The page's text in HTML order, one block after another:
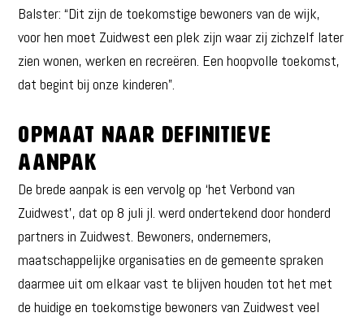
Balster: “Dit zijn de toekomstige bewoners van de wijk,
voor hen moet Zuidwest een plek zijn waar zij zichzelf later
zien wonen, werken en recreëren. Een hoopvolle toekomst,
dat begint bij onze kinderen”.
Opmaat naar definitieve
aanpak
De brede aanpak is een vervolg op ‘het Verbond van
Zuidwest’, dat op 8 juli jl. werd ondertekend door honderd
partners in Zuidwest. Bewoners, ondernemers,
maatschappelijke organisaties en de gemeente spraken
daarmee uit om elkaar vast te blijven houden tot het met
de huidige en toekomstige bewoners van Zuidwest veel